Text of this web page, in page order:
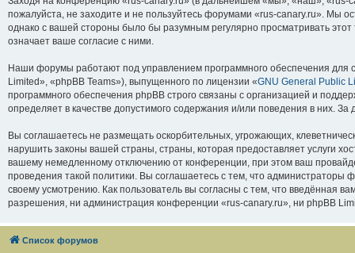
пожалуйста, не заходите и не пользуйтесь форумами «rus-canary.ru». Мы
однако с вашей стороны было бы разумным регулярно просматривать
означает ваше согласие с ними.
Наши форумы работают под управлением программного обеспечения
Limited», «phpBB Teams»), выпущенного по лицензии «GNU General Public
программного обеспечения phpBB строго связаны с организацией и
определяет в качестве допустимого содержания и/или поведения в них.
Вы соглашаетесь не размещать оскорбительных, угрожающих,
нарушить законы вашей страны, страны, которая предоставляет услуги
вашему немедленному отключению от конференции, при этом ваш
проведения такой политики. Вы соглашаетесь с тем, что
своему усмотрению. Как пользователь вы согласны с тем, что введённая
разрешения, ни администрация конференции «rus-canary.ru», ни phpBB
Список форумов